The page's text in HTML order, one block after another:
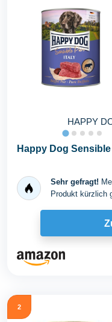
HAPPY
Happy Dog
Sehr gefragt!
Produkt kürzlich
2